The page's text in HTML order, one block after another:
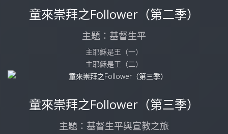
童來崇拜之Follower（第二季）
主題：基督生平
主耶穌是王（一）
主耶穌是王（二）
童來崇拜之Follower（第三季）
主題：基督生平與宣教之旅